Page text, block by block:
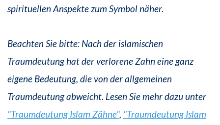
spirituellen Anspekte zum Symbol näher.
Beachten Sie bitte: Nach der islamischen
Traumdeutung hat der verlorene Zahn eine ganz
eigene Bedeutung, die von der allgemeinen
Traumdeutung abweicht. Lesen Sie mehr dazu unter
"Traumdeutung Islam Zähne", "Traumdeutung Islam